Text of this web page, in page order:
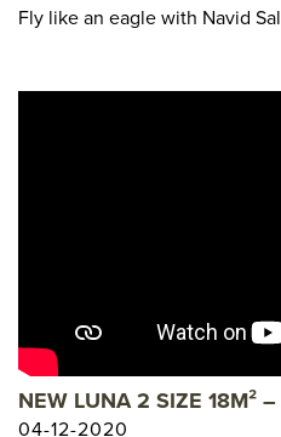
Fly like an eagle with Navid
NEW LUNA 2 SIZE 18M²
04-12-2020